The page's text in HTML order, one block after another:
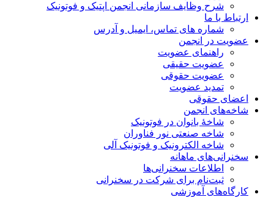
شرح وظایف سازمانی انجمن اپتیک و فوتونیک
ارتباط با ما
شماره های تماس، ایمیل و آدرس
عضویت در انجمن
راهنمای عضویت
عضویت حقیقی
عضویت حقوقی
تمدید عضویت
اعضای حقوقی
شاخه‌های انجمن
شاخۀ بانوان در فوتونیک
شاخه صنعتی نور فناوران
شاخه‌ الکترونیک و فوتونیک آلی
سخنرانی‌های ماهانه
اطلاعات سخنرانی‌‌ها
ثبت‌نام برای شرکت در سخنرانی
کارگاه‌های آموزشی